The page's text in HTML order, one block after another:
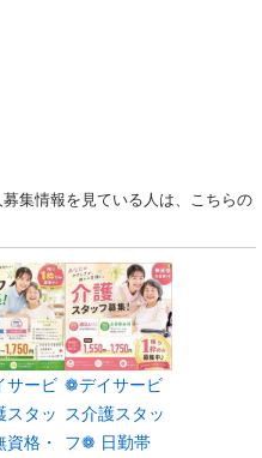
集情報を見ている人は、こちらの
サービ
スタッ
資格・
❁デイサービ
ス介護スタッ
フ❁ 日勤帯